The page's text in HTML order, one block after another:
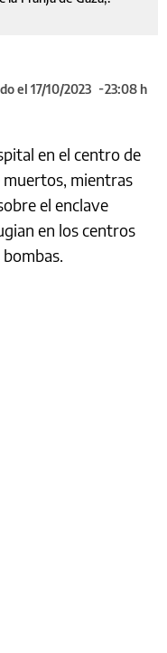
el 17/10/2023
23:08 h
en el centro de
muertos, mientras
el enclave
en los centros